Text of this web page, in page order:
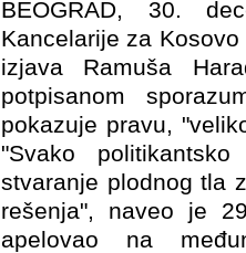
BEOGRAD, 30.
Kancelarije za
izjava Ramuša
potpisanom
pokazuje pravu,
"Svako
stvaranje plodnog tla
rešenja", naveo je
apelovao na